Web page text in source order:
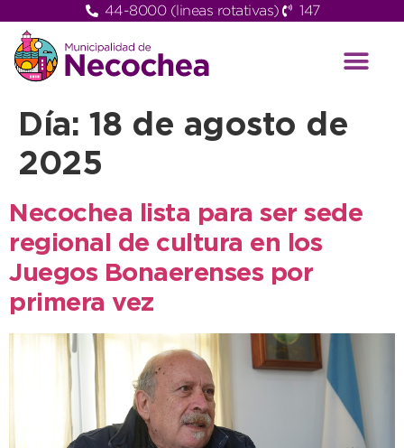
44-8000 (lineas rotativas) 147
Día: 18 de agosto de
2025
Necochea lista para ser sede
regional de cultura en los
Juegos Bonaerenses por
primera vez